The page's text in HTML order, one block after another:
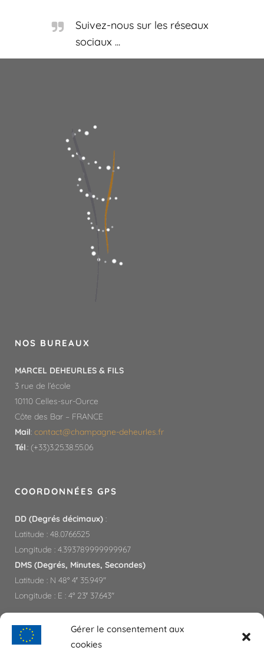
Gérer le consentement aux
cookies
Suivez-nous sur les réseaux
sociaux ...
NOS BUREAUX
MARCEL DEHEURLES & FILS
3 rue de l’école
10110 Celles-sur-Ource
Côte des Bar – FRANCE
Mail: contact@champagne-deheurles.fr​
Tél.: (+33)3.25.38.55.06
COORDONNÉES GPS
DD (Degrés décimaux) :
Latitude : 48.0766525
Longitude : 4.393789999999967
DMS (Degrés, Minutes, Secondes)
Latitude : N 48° 4′ 35.949″
Longitude : E : 4° 23′ 37.643″
PARTENAIRES